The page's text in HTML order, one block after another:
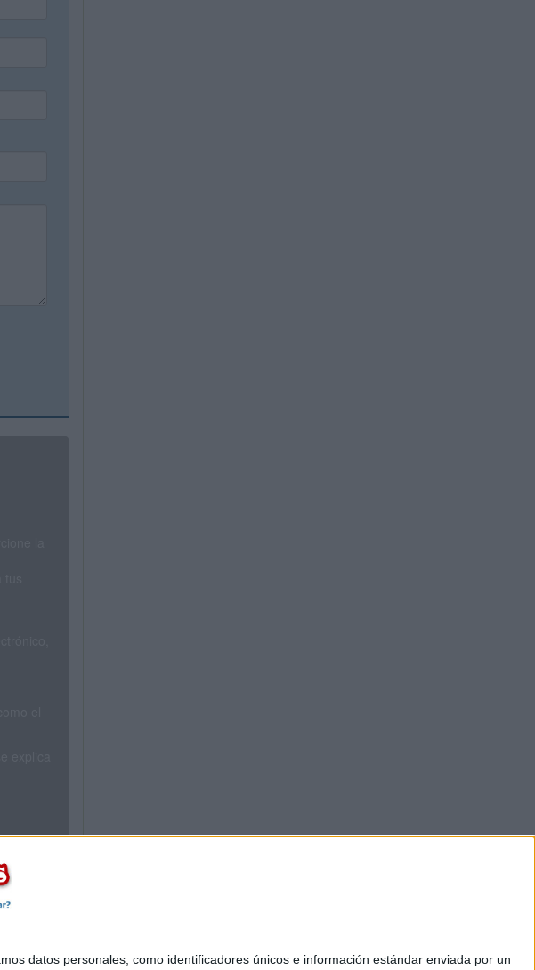
datos personales, como identificadores únicos e información estándar enviada por un